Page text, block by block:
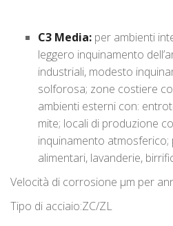
C3 Media: per ambienti
leggero inquinamento
industriali, modesto
solforosa; zone costiere
ambienti esterni con:
mite; locali di produzione
inquinamento
alimentari, lavanderie,
Velocità di corrosione μm per
Tipo di acciaio:ZC/ZL